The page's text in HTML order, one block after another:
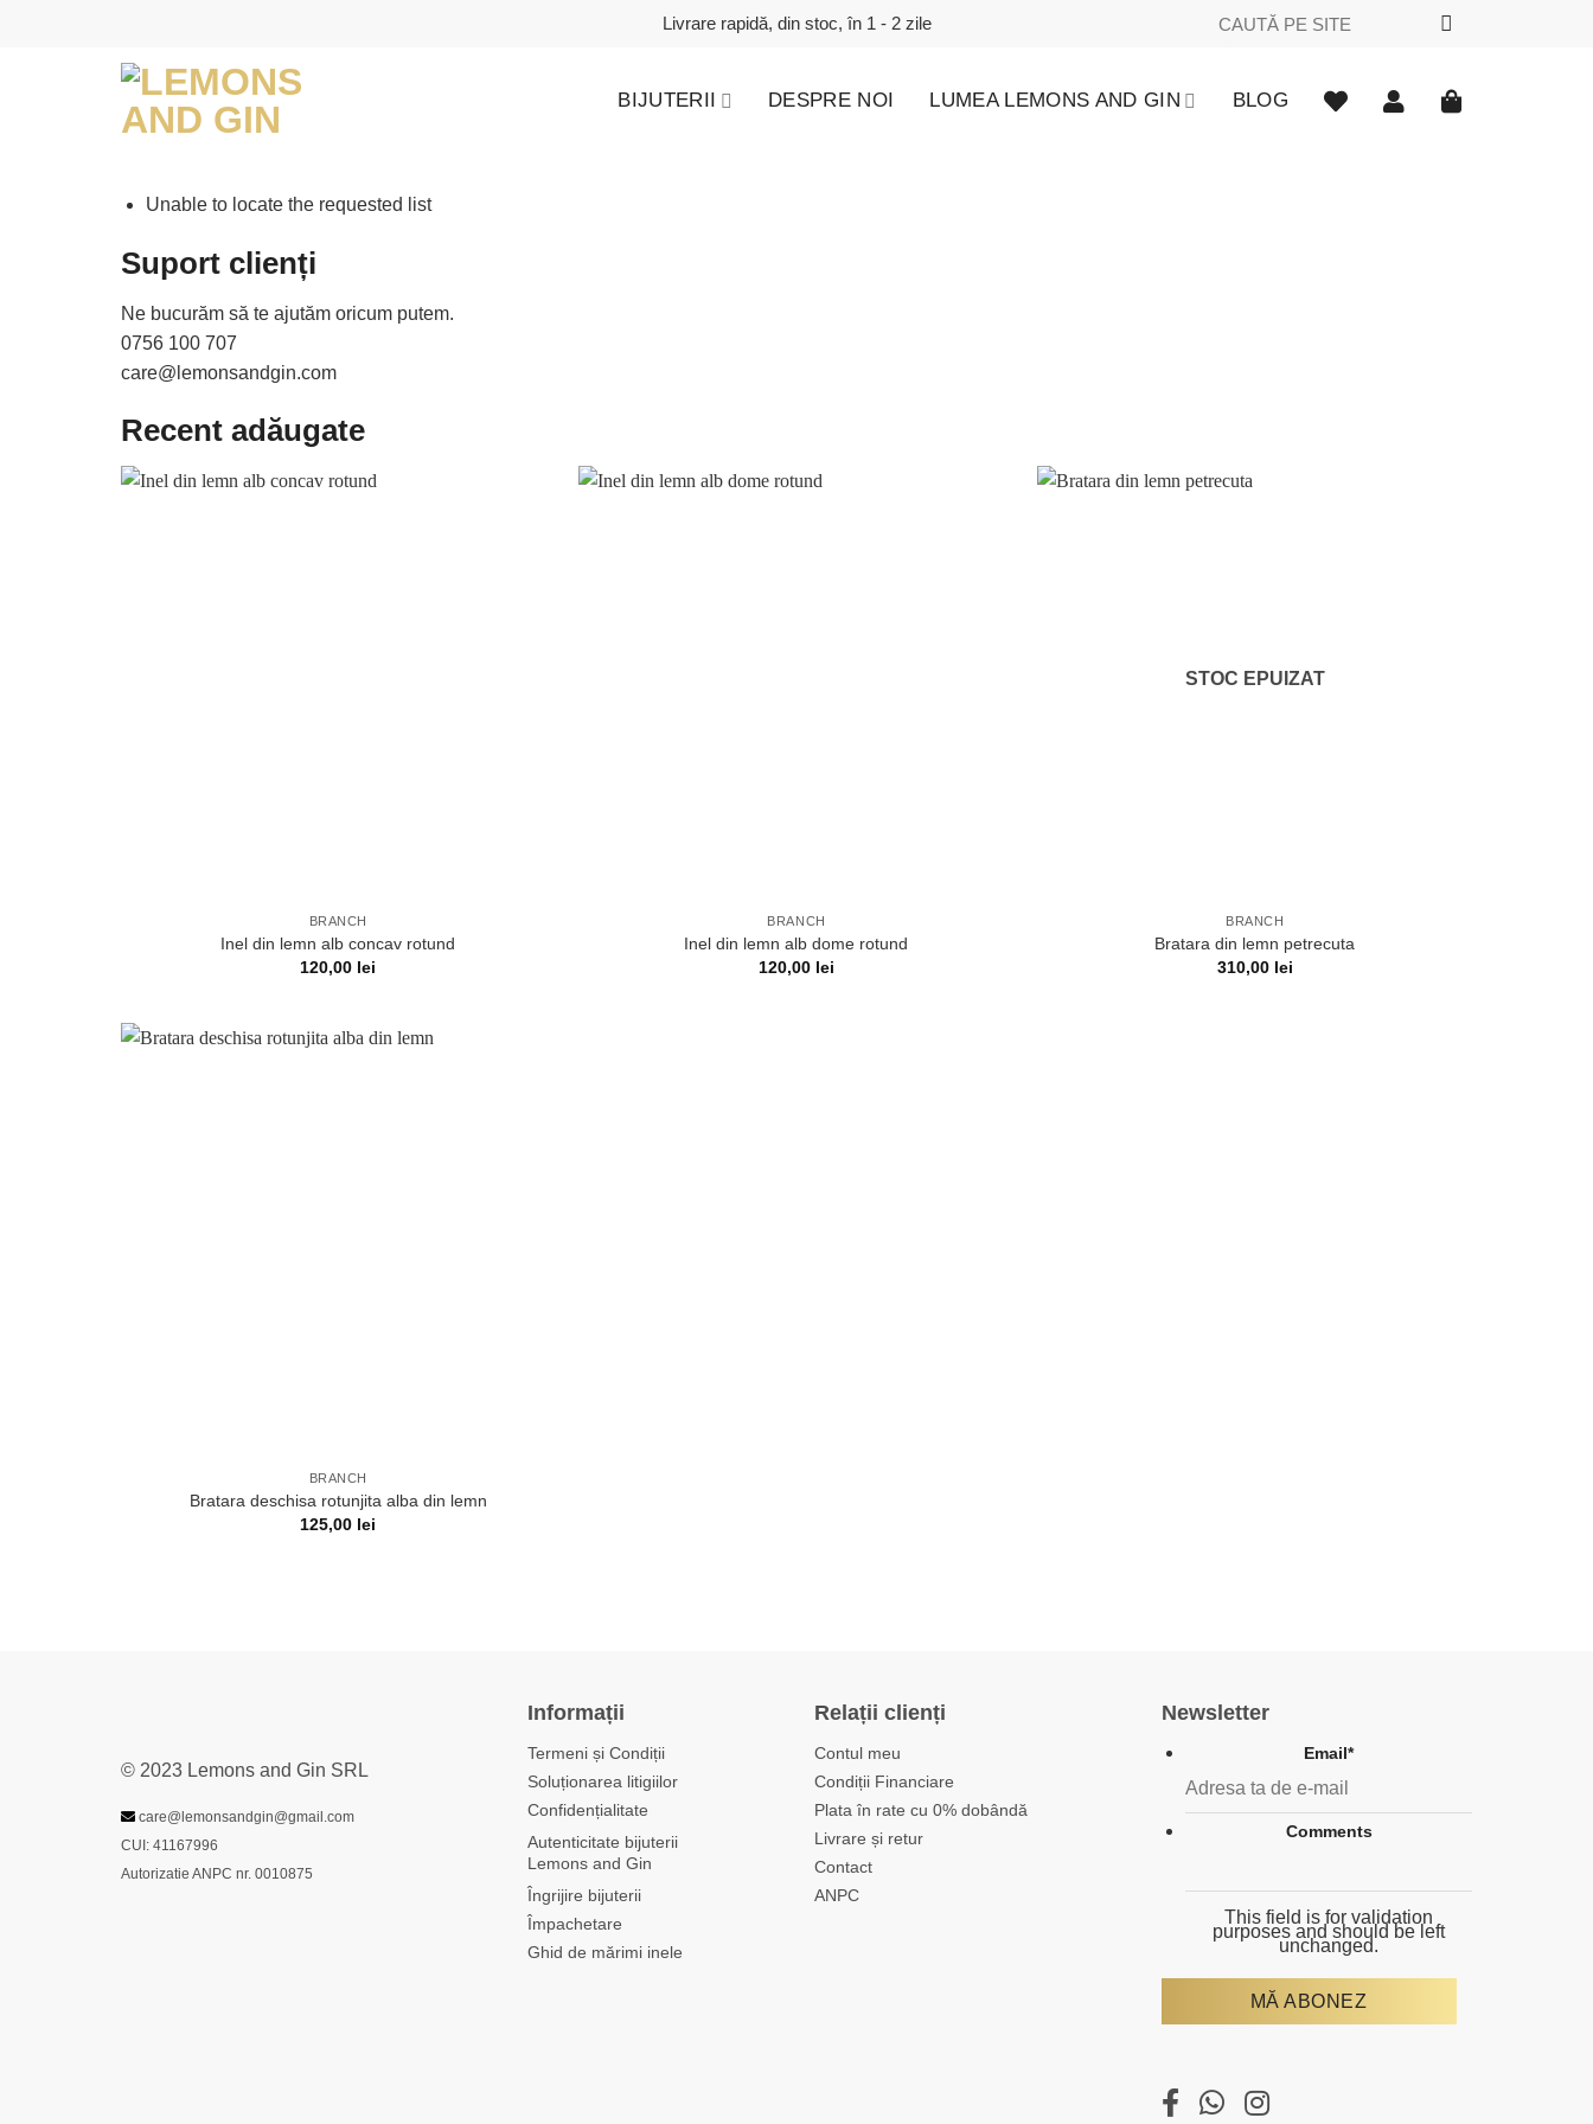
Livrare rapidă, din stoc, în 1 - 2 zile
Caută
BIJUTERII DESPRE NOI LUMEA LEMONS AND GIN BLOG
Unable to locate the requested list
Suport clienți
Ne bucurăm să te ajutăm oricum putem.
0756 100 707
care@lemonsandgin.com
Recent adăugate
BRANCH
Inel din lemn alb concav rotund
120,00 lei
BRANCH
Inel din lemn alb dome rotund
120,00 lei
STOC EPUIZAT
BRANCH
Bratara din lemn petrecuta
310,00 lei
BRANCH
Bratara deschisa rotunjita alba din lemn
125,00 lei
© 2023 Lemons and Gin SRL
care@lemonsandgin@gmail.com
CUI: 41167996
Autorizatie ANPC nr. 0010875
Informații
Termeni și Condiții
Soluționarea litigiilor
Confidențialitate
Autenticitate bijuterii
Lemons and Gin
Îngrijire bijuterii
Împachetare
Ghid de mărimi inele
Relații clienți
Contul meu
Condiții Financiare
Plata în rate cu 0% dobândă
Livrare și retur
Contact
ANPC
Newsletter
Email*
Comments
This field is for validation
purposes and should be left
unchanged.